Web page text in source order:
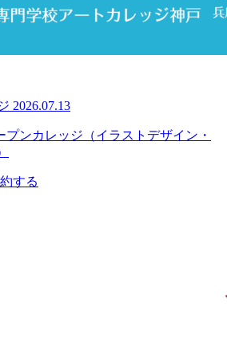
2026.07.13
プンカレッジ（イラストデザイン・
する